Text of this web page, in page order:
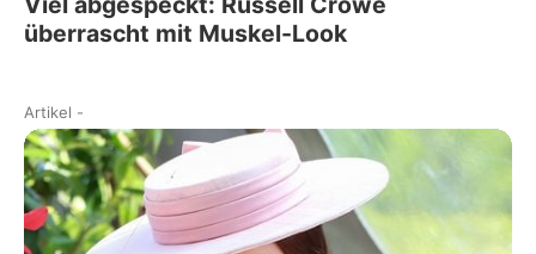
überrascht mit Muskel-Look
Artikel -